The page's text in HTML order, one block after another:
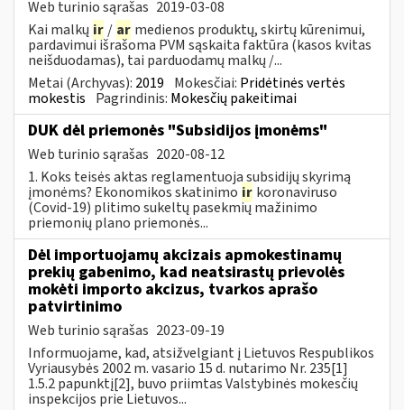
Web turinio sąrašas 2019-03-08
Kai malkų ir / ar medienos produktų, skirtų kūrenimui,
pardavimui išrašoma PVM sąskaita faktūra (kasos kvitas
neišduodamas), tai parduodamų malkų /...
Metai (Archyvas): 2019 Mokesčiai: Pridėtinės vertės
mokestis Pagrindinis: Mokesčių pakeitimai
DUK dėl priemonės "Subsidijos įmonėms"
Web turinio sąrašas 2020-08-12
1. Koks teisės aktas reglamentuoja subsidijų skyrimą
įmonėms? Ekonomikos skatinimo ir koronaviruso
(Covid-19) plitimo sukeltų pasekmių mažinimo
priemonių plano priemonės...
Dėl importuojamų akcizais apmokestinamų
prekių gabenimo, kad neatsirastų prievolės
mokėti importo akcizus, tvarkos aprašo
patvirtinimo
Web turinio sąrašas 2023-09-19
Informuojame, kad, atsižvelgiant į Lietuvos Respublikos
Vyriausybės 2002 m. vasario 15 d. nutarimo Nr. 235[1]
1.5.2 papunktį[2], buvo priimtas Valstybinės mokesčių
inspekcijos prie Lietuvos...